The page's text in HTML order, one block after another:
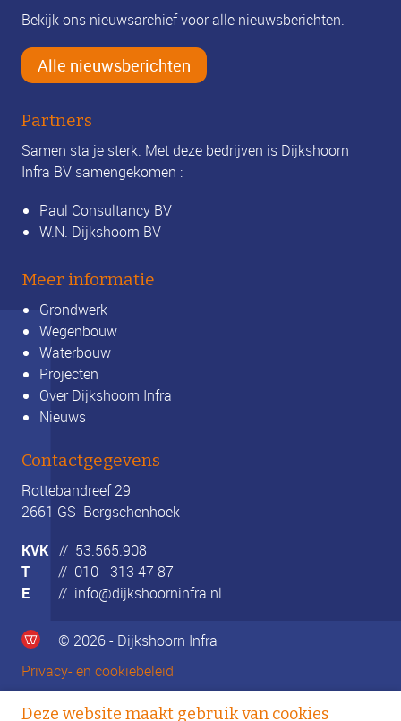
Bekijk ons nieuwsarchief voor alle nieuwsberichten.
Alle nieuwsberichten
Partners
Samen sta je sterk. Met deze bedrijven is Dijkshoorn
Infra BV samengekomen :
Paul Consultancy BV
W.N. Dijkshoorn BV
Meer informatie
Grondwerk
Wegenbouw
Waterbouw
Projecten
Over Dijkshoorn Infra
Nieuws
Contactgegevens
Rottebandreef 29
2661 GS Bergschenhoek
KVK // 53.565.908
T // 010 - 313 47 87
E // info@dijkshoorninfra.nl
© 2026 - Dijkshoorn Infra
Privacy- en cookiebeleid
Deze website maakt gebruik van cookies